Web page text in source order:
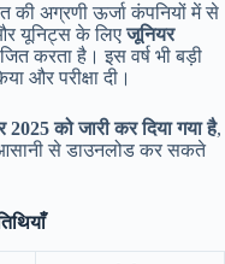
की अग्रणी ऊर्जा कंपनियों में से
यूनिट्स के लिएजूनियर
करता है। इस वर्ष भी बड़ी
और परीक्षा दी।
2025 को जारी कर दिया गया है,
से डाउनलोड कर सकते